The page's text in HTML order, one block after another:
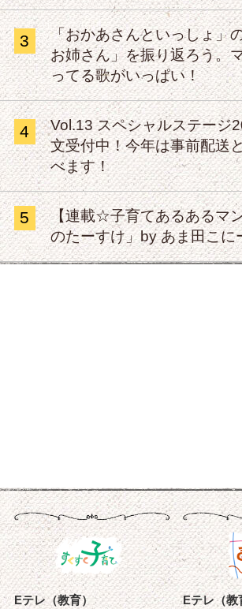
3
「おかあさんといっしょ」
お姉さん」を振り返ろう。
ってる歌がいっぱい！
4
Vol.13 スペシャルステージ
文受付中！今年は事前配送
べます！
5
【連載☆子育てあるあるマ
のたーすけ」by あま田こに
Eテレ（教育） Eテレ（教